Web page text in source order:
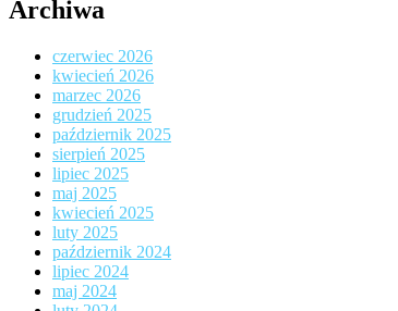
Archiwa
czerwiec 2026
kwiecień 2026
marzec 2026
grudzień 2025
październik 2025
sierpień 2025
lipiec 2025
maj 2025
kwiecień 2025
luty 2025
październik 2024
lipiec 2024
maj 2024